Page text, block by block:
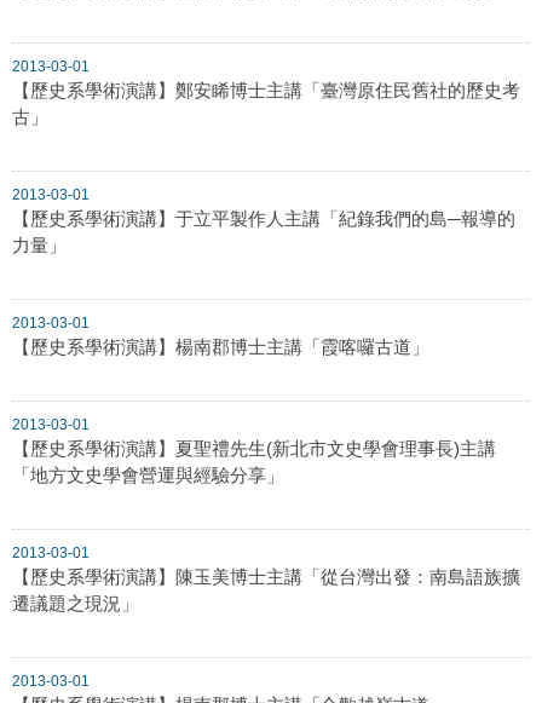
2013-03-01
【歷史系學術演講】鄭安睎博士主講「臺灣原住民舊社的歷史考
古」
2013-03-01
【歷史系學術演講】于立平製作人主講「紀錄我們的島─報導的
力量」
2013-03-01
【歷史系學術演講】楊南郡博士主講「霞喀囉古道」
2013-03-01
【歷史系學術演講】夏聖禮先生(新北市文史學會理事長)主講
「地方文史學會營運與經驗分享」
2013-03-01
【歷史系學術演講】陳玉美博士主講「從台灣出發：南島語族擴
遷議題之現況」
2013-03-01